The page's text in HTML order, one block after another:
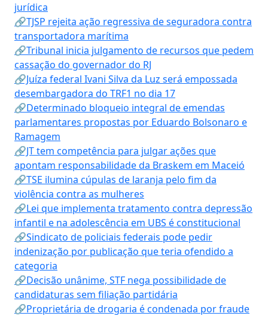
jurídica
🔗TJSP rejeita ação regressiva de seguradora contra
transportadora marítima
🔗Tribunal inicia julgamento de recursos que pedem
cassação do governador do RJ
🔗Juíza federal Ivani Silva da Luz será empossada
desembargadora do TRF1 no dia 17
🔗Determinado bloqueio integral de emendas
parlamentares propostas por Eduardo Bolsonaro e
Ramagem
🔗JT tem competência para julgar ações que
apontam responsabilidade da Braskem em Maceió
🔗TSE ilumina cúpulas de laranja pelo fim da
violência contra as mulheres
🔗Lei que implementa tratamento contra depressão
infantil e na adolescência em UBS é constitucional
🔗Sindicato de policiais federais pode pedir
indenização por publicação que teria ofendido a
categoria
🔗Decisão unânime, STF nega possibilidade de
candidaturas sem filiação partidária
🔗Proprietária de drogaria é condenada por fraude